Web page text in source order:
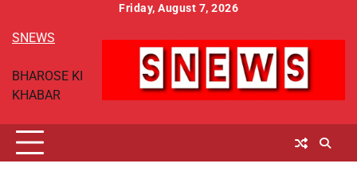
content
Friday, August 7, 2026
SNEWS
BHAROSE KI
KHABAR